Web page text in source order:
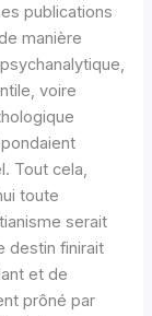
publications
manière
voire
Tout cela,
toute
serait
destin finirait
et de
prôné par